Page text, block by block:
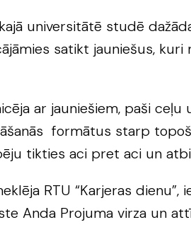
universitātē studē
satikt jauniešus,
ar jauniešiem, paši ceļu
formātus starp
tikties aci pret aci un
RTU “Karjeras dienu”,
Anda Projuma virza un